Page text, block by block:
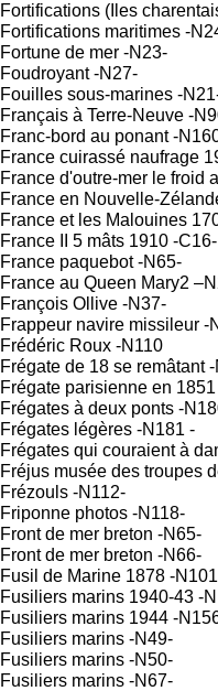
Fortifications (Iles
Fortifications maritimes -
Fortune de mer -N23-
Foudroyant -N27-
Fouilles sous-marines -
Français à Terre-Neuve -
Franc-bord au ponant -
France cuirassé naufrage
France d'outre-mer le froid
France en Nouvelle-
France et les Malouines
France II 5 mâts 1910 -C16-
France paquebot -N65-
France au Queen Mary2
François Ollive -N37-
Frappeur navire missileur -
Frédéric Roux -N110
Frégate de 18 se remâtant
Frégate parisienne en
Frégates à deux ponts -
Frégates légères -N181 -
Frégates qui couraient à
Fréjus musée des troupes
Frézouls -N112-
Friponne photos -N118-
Front de mer breton -N65-
Front de mer breton -N66-
Fusil de Marine 1878 -
Fusiliers marins 1940-43 -
Fusiliers marins 1944 -
Fusiliers marins -N49-
Fusiliers marins -N50-
Fusiliers marins -N67-